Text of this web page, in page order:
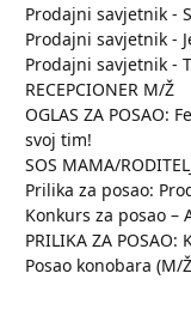
Prodajni savjetnik -
Prodajni savjetnik -
Prodajni savjetnik -
RECEPCIONER M/Ž
OGLAS ZA POSAO:
svoj tim!
SOS MAMA/
Prilika za posao:
Konkurs za posao –
PRILIKA ZA POSAO:
Posao konobara (M/